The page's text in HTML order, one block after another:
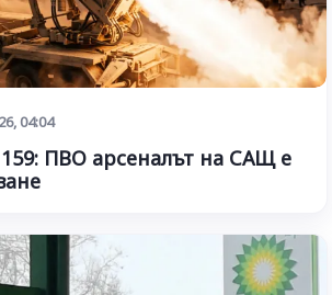
04:04
ПВО арсеналът на САЩ е